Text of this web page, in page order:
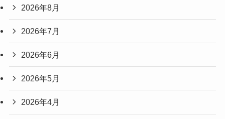
2026年8月
2026年7月
2026年6月
2026年5月
2026年4月